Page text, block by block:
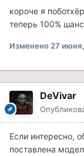
короче я
теперь 100%
Изменено 27
DeVivar
Если интересно,
поставлена